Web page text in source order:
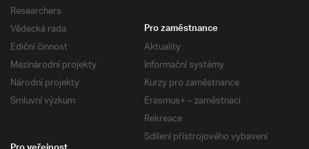
Researchers
Vědecká rada
Ediční činnost
Mezinárodní projekty
Národní projekty
Smluvní výzkum
Pro zaměstnance
Aktuality
Informační systémy
Kurzy pro zaměstnance
Erasmus+ – zaměstnaci
Rekreace
Sdílení přístrojového vybavení